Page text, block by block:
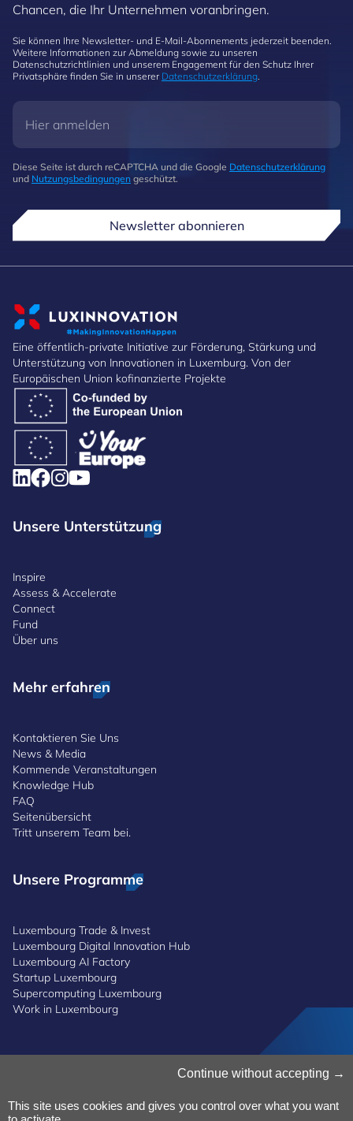
Chancen, die Ihr Unternehmen voranbringen.
Sie können Ihre Newsletter- und E-Mail-Abonnements jederzeit beenden.
Weitere Informationen zur Abmeldung sowie zu unseren
Datenschutzrichtlinien und unserem Engagement für den Schutz Ihrer
Privatsphäre finden Sie in unserer Datenschutzerklärung
Diese Seite ist durch reCAPTCHA und die Google Datenschutzerklärung
und Nutzungsbedingungen geschützt.
Newsletter abonnieren
Eine öffentlich-private Initiative zur Förderung, Stärkung und
Unterstützung von Innovationen in Luxemburg. Von der
Europäischen Union kofinanzierte Projekte
Unsere Unterstützung
Inspire
Assess & Accelerate
Connect
Fund
Über uns
Mehr erfahren
Kontaktieren Sie Uns
News & Media
Kommende Veranstaltungen
Knowledge Hub
FAQ
Seitenübersicht
Tritt unserem Team bei.
Unsere Programme
Luxembourg Trade & Invest
Luxembourg Digital Innovation Hub
Luxembourg AI Factory
Startup Luxembourg
Supercomputing Luxembourg
Work in Luxembourg
Cookies verwalten
Bedingungen und Konditionen
Continue without accepting
This site uses cookies and gives you control over what you want